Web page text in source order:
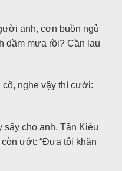
anh, cơn buồn ngủ
dầm mưa rồi? Cần lau
nghe vậy thì cười:
sấy cho anh, Tần Kiêu
ướt: “Đưa tôi khăn